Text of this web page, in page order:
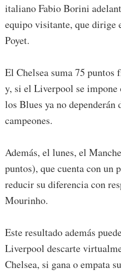
italiano Fabio Borini
equipo visitante, que dirige
Poyet.
El Chelsea suma 75
y, si el Liverpool se impone
los Blues ya no dependerán
campeones.
Además, el lunes, el
puntos), que cuenta con un
reducir su diferencia con
Mourinho.
Este resultado además
Liverpool descarte
Chelsea, si gana o empata